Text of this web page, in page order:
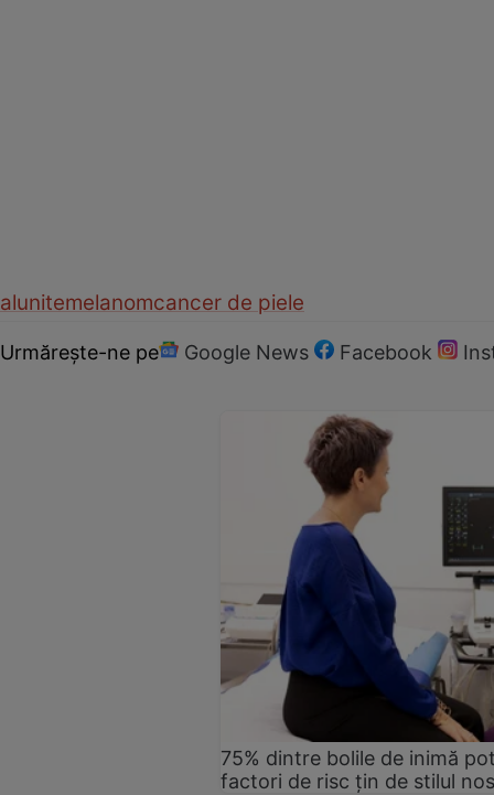
alunitemelanomcancer de piele
Urmărește-ne pe Google News Facebook
75% dintre bolile de inimă
factori de risc țin de stilul